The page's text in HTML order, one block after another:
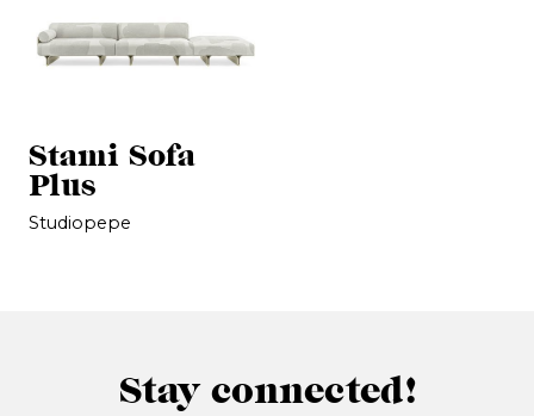
Stami Sofa
Plus
Studiopepe
Stay connected!